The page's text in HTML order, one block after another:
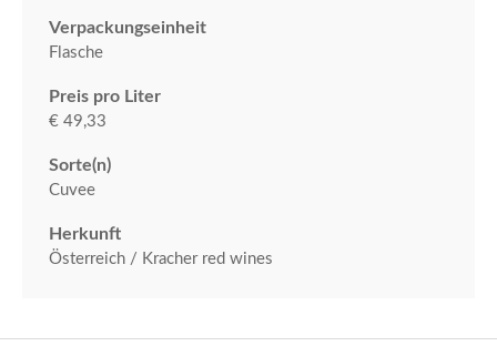
Verpackungseinheit
Flasche
Preis pro Liter
€ 49,33
Sorte(n)
Cuvee
Herkunft
Österreich / Kracher red wines